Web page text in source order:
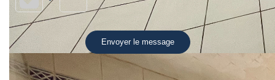
Envoyer le message